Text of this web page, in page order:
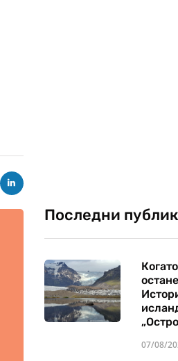
Последни
07/08/